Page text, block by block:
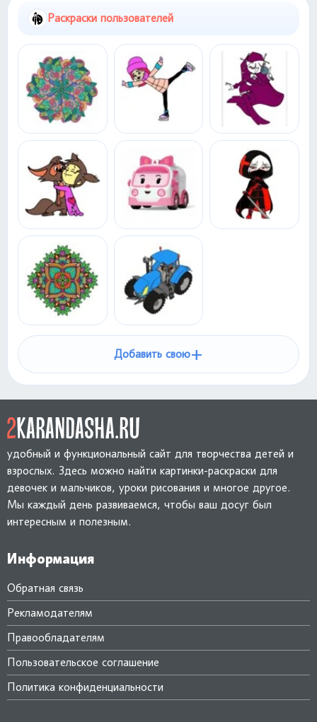
Раскраски пользователей
Добавить свою+
удобный и функциональный сайт для творчества детей и
взрослых. Здесь можно найти картинки-раскраски для
девочек и мальчиков, уроки рисования и многое другое.
Мы каждый день развиваемся, чтобы ваш досуг был
интересным и полезным.
Информация
Обратная связь
Рекламодателям
Правообладателям
Пользовательское соглашение
Политика конфиденциальности